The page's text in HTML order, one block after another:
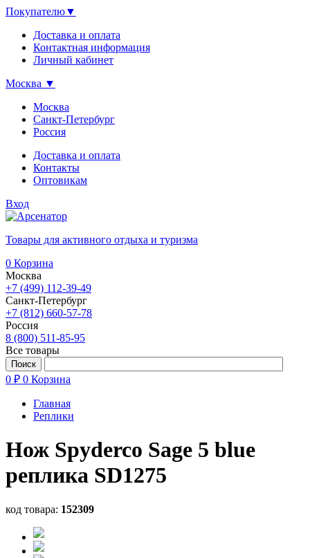
Покупателю▼
Доставка и оплата
Контактная информация
Личный кабинет
Москва ▼
Москва
Санкт-Петербург
Россия
Доставка и оплата
Контакты
Оптовикам
Вход
Товары для активного отдыха и туризма
0 Корзина
Москва
+7 (499) 112-39-49
Санкт-Петербург
+7 (812) 660-57-78
Россия
8 (800) 511-85-95
Все товары
0 ₽ 0 Корзина
Главная
Реплики
Нож Spyderco Sage 5 blue
реплика SD1275
код товара: 152309